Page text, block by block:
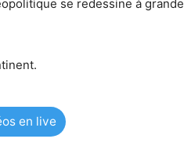
se redessine à grande
en live